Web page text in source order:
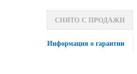
СНЯТО С ПРОДАЖИ
Информация о гарантии